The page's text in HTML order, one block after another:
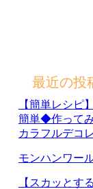
最近の投
【簡単レシピ
簡単◆作って
カラフルデコ
モンハンワー
【スカッとす